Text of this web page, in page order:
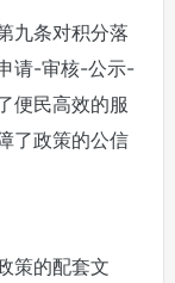
九条对积分落
请-审核-公示-
便民高效的服
了政策的公信
策的配套文